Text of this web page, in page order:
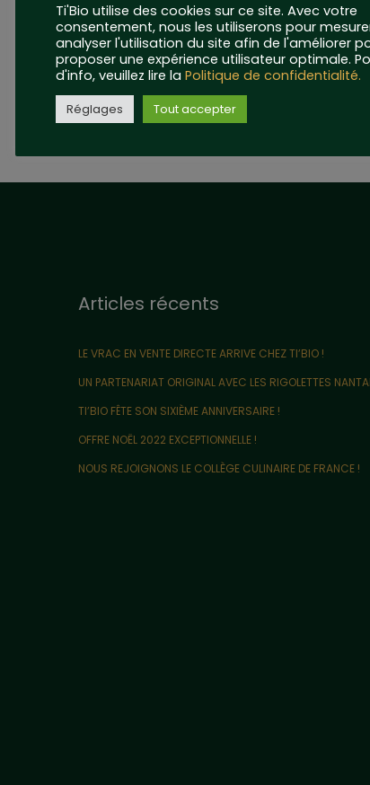
Articles récents
LE VRAC EN VENTE DIRECTE ARRIVE CHEZ TI’BIO !
UN PARTENARIAT ORIGINAL AVEC LES RIGOLETTES
TI’BIO FÊTE SON SIXIÈME ANNIVERSAIRE !
OFFRE NOËL 2022 EXCEPTIONNELLE !
NOUS REJOIGNONS LE COLLÈGE CULINAIRE DE FRANCE !
Ti'Bio utilise des cookies sur ce site. Avec votre
consentement, nous les utiliserons pour
analyser l'utilisation du site afin de l'améliorer
proposer une expérience utilisateur optimale.
d'info, veuillez lire la Politique de confidentialité.
Réglages Tout accepter